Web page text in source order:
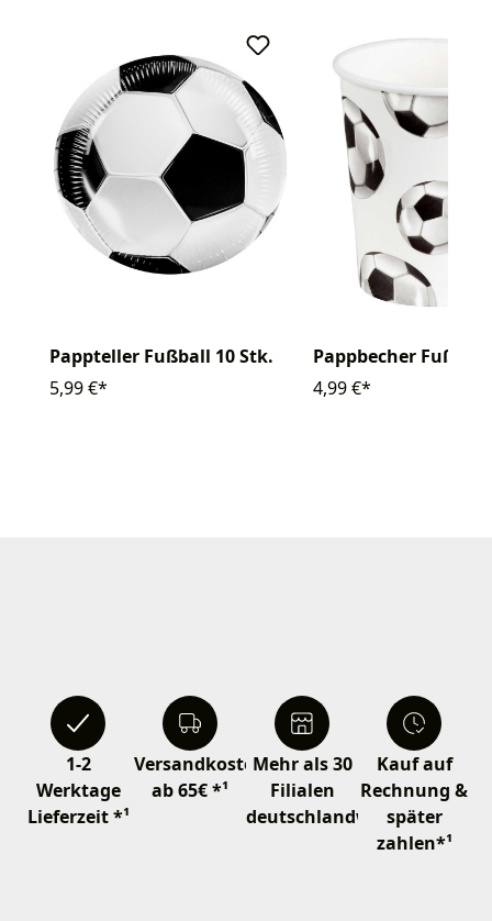
Pappteller Fußball 10 Stk.
5,99 €*
Pappbecher Fußball
4,99 €*
1-2
Werktage
Lieferzeit *¹
Versandkostenfrei
ab 65€ *¹
Mehr als 30
Filialen
deutschlandweit
Kauf auf
Rechnung &
später
zahlen*¹